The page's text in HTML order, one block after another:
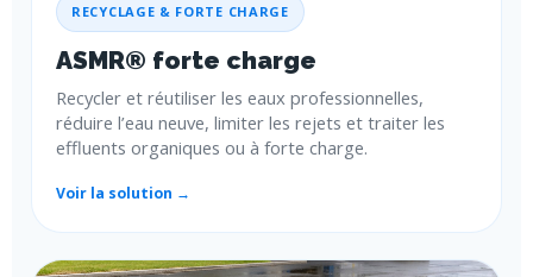
RECYCLAGE & FORTE CHARGE
ASMR® forte charge
Recycler et réutiliser les eaux professionnelles,
réduire l’eau neuve, limiter les rejets et traiter les
effluents organiques ou à forte charge.
Voir la solution →